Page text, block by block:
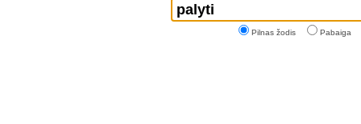
Pilnas žodis Pabaiga